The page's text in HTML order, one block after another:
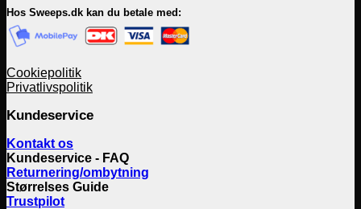
Hos Sweeps.dk kan du betale med:
Cookiepolitik
Privatlivspolitik
Kundeservice
Kontakt os
Kundeservice - FAQ
Returnering/ombytning
Størrelses Guide
Trustpilot